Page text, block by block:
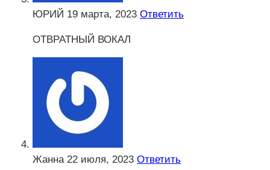
ЮРИЙ 19 марта, 2023 Ответить
ОТВРАТНЫЙ ВОКАЛ
Жанна 22 июля, 2023 Ответить